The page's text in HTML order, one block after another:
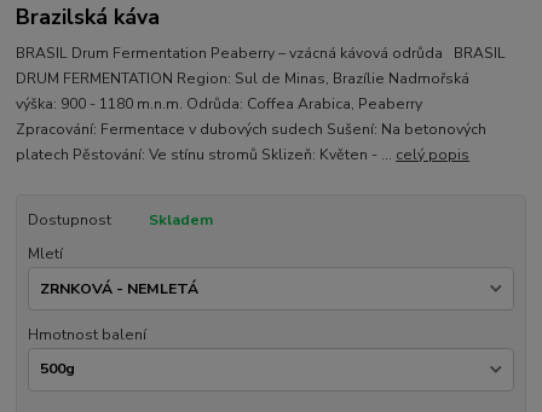
Brazilská káva
BRASIL Drum Fermentation Peaberry – vzácná kávová odrůda BRASIL
DRUM FERMENTATION Region: Sul de Minas, Brazílie Nadmořská
výška: 900 - 1180 m.n.m. Odrůda: Coffea Arabica, Peaberry
Zpracování: Fermentace v dubových sudech Sušení: Na betonových
platech Pěstování: Ve stínu stromů Sklizeň: Květen - ... celý popis
Dostupnost
Skladem
Mletí
Hmotnost balení